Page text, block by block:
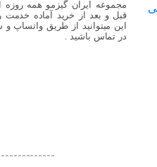
قبل و بعد از خرید آماده خدمت
این میتوانید از طریق واتساپ و
در تماس باشید .